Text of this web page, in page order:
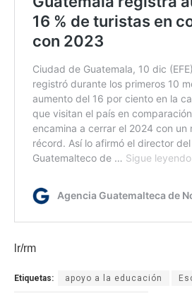
lr/rm
Etiquetas: apoyo a la educación